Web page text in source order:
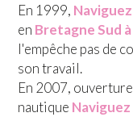
En 1999,
en Bretagne Sud
l'empêche pas de
son travail.
En 2007,
nautique